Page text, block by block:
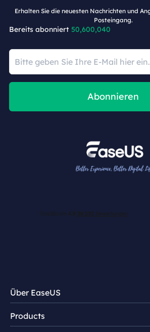
Erhalten Sie die neuesten Nachrichten und
Posteingang.
Bereits abonniert 50,600,040
Abonnieren
Über EaseUS
Impressum
Products